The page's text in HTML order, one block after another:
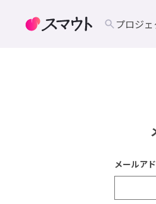
メールア
プロジ